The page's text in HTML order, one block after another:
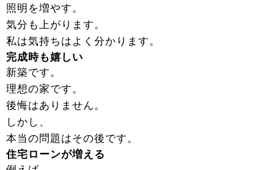
照明を増やす。
気分も上がります。
私は気持ちはよく分かります。
完成時も嬉しい
新築です。
理想の家です。
後悔はありません。
しかし、
本当の問題はその後です。
住宅ローンが増える